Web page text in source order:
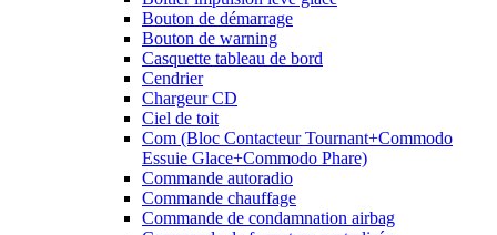
Bouton de démarrage
Bouton de warning
Casquette tableau de bord
Cendrier
Chargeur CD
Ciel de toit
Com (Bloc Contacteur Tournant+Commodo
Essuie Glace+Commodo Phare)
Commande autoradio
Commande chauffage
Commande de condamnation airbag